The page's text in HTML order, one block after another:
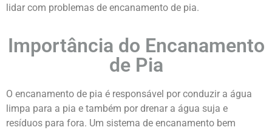
lidar com problemas de encanamento de pia.
Importância do Encanamento
de Pia
O encanamento de pia é responsável por conduzir a água
limpa para a pia e também por drenar a água suja e
resíduos para fora. Um sistema de encanamento bem